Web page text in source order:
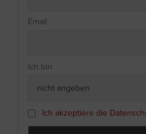
Email
Ich bin
Ich akzeptiere die